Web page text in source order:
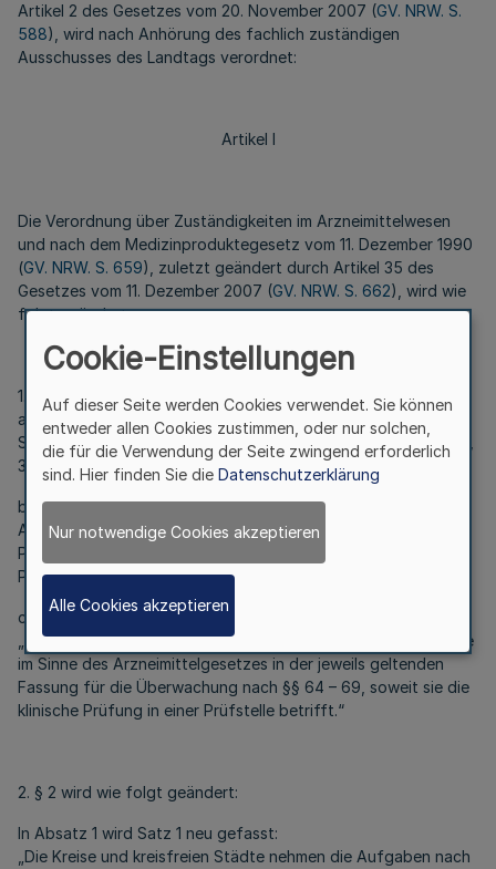
Artikel 2 des Gesetzes vom 20. November 2007 (GV. NRW. S.
588), wird nach Anhörung des fachlich zuständigen
Ausschusses des Landtags verordnet:
Artikel I
Die Verordnung über Zuständigkeiten im Arzneimittelwesen
und nach dem Medizinproduktegesetz vom 11. Dezember 1990
(GV. NRW. S. 659), zuletzt geändert durch Artikel 35 des
Gesetzes vom 11. Dezember 2007 (GV. NRW. S. 662), wird wie
folgt geändert:
1. § 1 wird wie folgt geändert:
a) In Absatz 1 wird zwischen Nummer 2 und Nummer 3 der
Satzteil „ Absätzen 2 und 3 “ durch den Satzteil „ Absätzen 2,
3 und 4 “ ersetzt.
b) In Absatz 2 Nr. 1 Buchstabe la werden die Wörter „mit
Ausnahme des unmittelbaren Arzt-Patienten- oder
Probandenverhältnisses“ durch die Wörter „außerhalb einer
Prüfstelle“ ersetzt.
c) Nach Absatz 3 wird ein neuer Absatz 4 angefügt:
„(4) Die Landeshauptstadt Düsseldorf ist zuständige Behörde
im Sinne des Arzneimittelgesetzes in der jeweils geltenden
Fassung für die Überwachung nach §§ 64 – 69, soweit sie die
klinische Prüfung in einer Prüfstelle betrifft.“
2. § 2 wird wie folgt geändert:
In Absatz 1 wird Satz 1 neu gefasst:
„Die Kreise und kreisfreien Städte nehmen die Aufgaben nach
Cookie-Einstellungen
Auf dieser Seite werden Cookies verwendet. Sie können
entweder allen Cookies zustimmen, oder nur solchen,
die für die Verwendung der Seite zwingend erforderlich
sind. Hier finden Sie die Datenschutzerklärung
Nur notwendige Cookies akzeptieren
Alle Cookies akzeptieren